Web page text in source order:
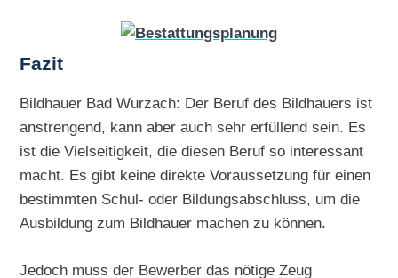
Fazit
Bildhauer Bad Wurzach: Der Beruf des Bildhauers ist
anstrengend, kann aber auch sehr erfüllend sein. Es
ist die Vielseitigkeit, die diesen Beruf so interessant
macht. Es gibt keine direkte Voraussetzung für einen
bestimmten Schul- oder Bildungsabschluss, um die
Ausbildung zum Bildhauer machen zu können.
Jedoch muss der Bewerber das nötige Zeug